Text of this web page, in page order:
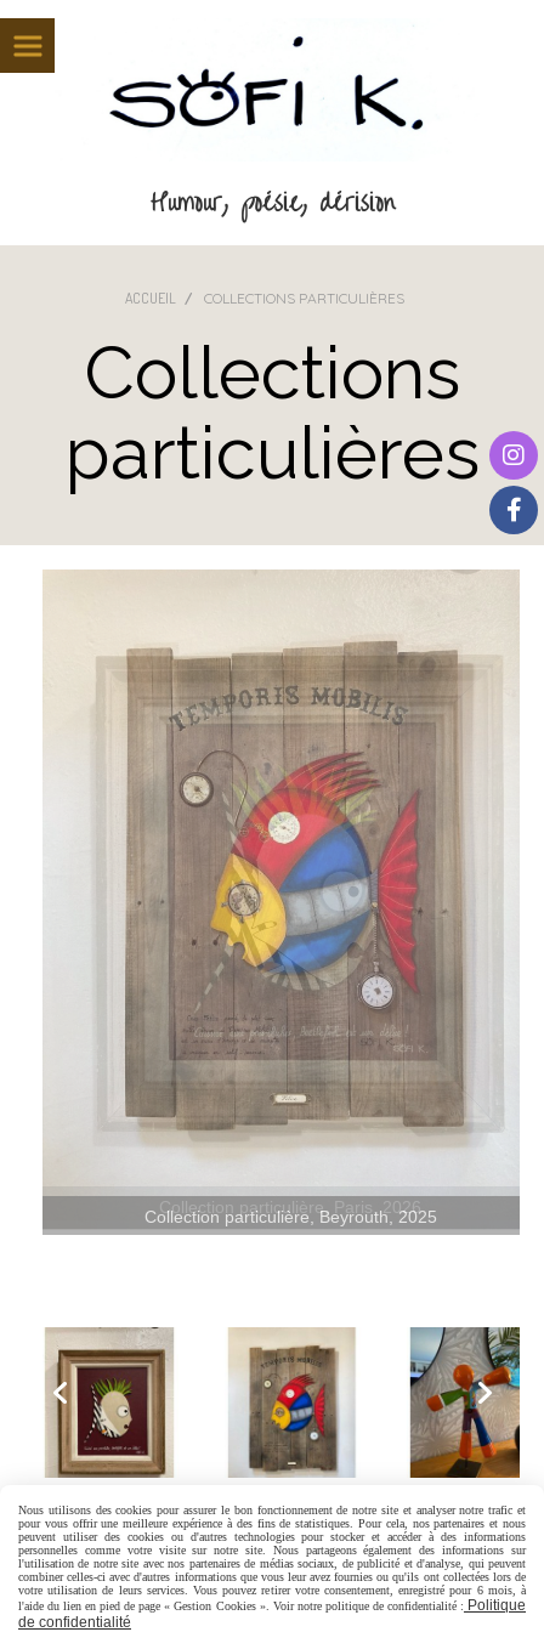
Humour, poésie, dérision
ACCUEIL COLLECTIONS PARTICULIÈRES
Collections
particulières
Collection particulière, Paris, 2026
Collection particulière, Beyrouth, 2025
RETOUR SUR L'AFFICHAGE CLASSIQUE
Nous utilisons des cookies pour assurer le bon fonctionnement de notre site et analyser notre trafic et
pour vous offrir une meilleure expérience à des fins de statistiques. Pour cela, nos partenaires et nous
peuvent utiliser des cookies ou d'autres technologies pour stocker et accéder à des informations
personnelles comme votre visite sur notre site. Nous partageons également des informations sur
l'utilisation de notre site avec nos partenaires de médias sociaux, de publicité et d'analyse, qui peuvent
combiner celles-ci avec d'autres informations que vous leur avez fournies ou qu'ils ont collectées lors de
votre utilisation de leurs services. Vous pouvez retirer votre consentement, enregistré pour 6 mois, à
l'aide du lien en pied de page « Gestion Cookies ». Voir notre politique de confidentialité : Politique
de confidentialité